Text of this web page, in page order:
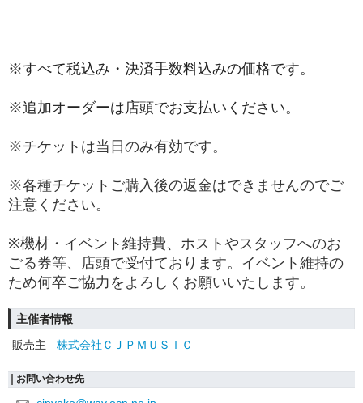
※すべて税込み・決済手数料込みの価格です。
※追加オーダーは店頭でお支払いください。
※チケットは当日のみ有効です。
※各種チケットご購入後の返金はできませんのでご
注意ください。
※機材・イベント維持費、ホストやスタッフへのお
ごる券等、店頭で受付ております。イベント維持の
ため何卒ご協力をよろしくお願いいたします。
主催者情報
販売主
株式会社ＣＪＰＭＵＳＩＣ
お問い合わせ先